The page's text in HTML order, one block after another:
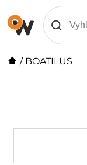
/ BOATILUS